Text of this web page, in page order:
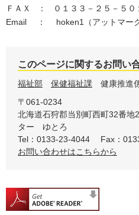
ＦＡＸ ： ０１３３－２５－５０
Email ： hoken1（アットマー
このページに関するお問い
福祉部 保健福祉課
健康推進
〒061-0234
北海道石狩郡当別町西町32番地2
ター ゆとろ
Tel：0133-23-4044
Fax：
お問い合わせはこちらから